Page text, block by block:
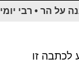
על הר • רבי יומי
לכתבה זו